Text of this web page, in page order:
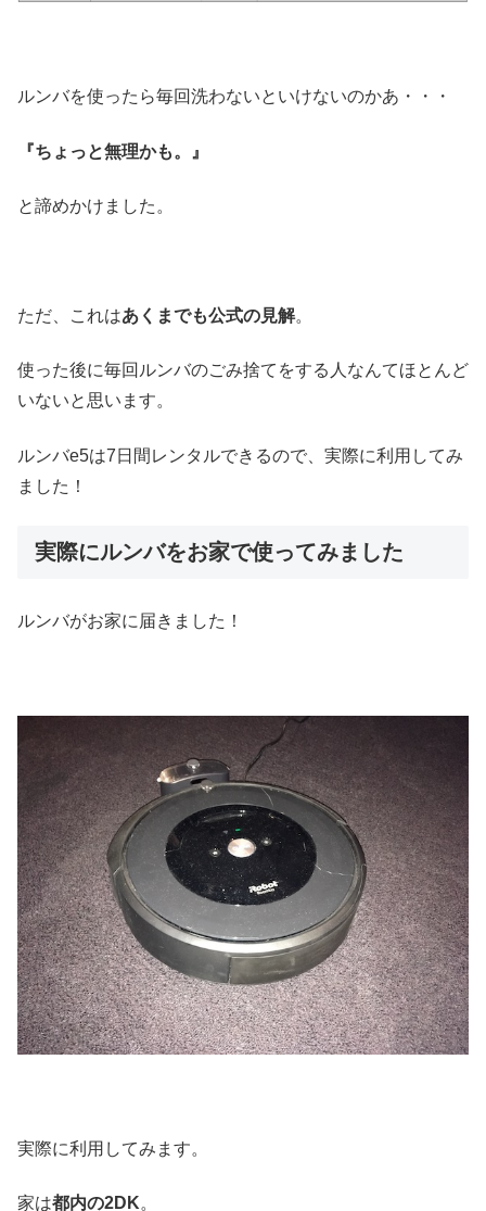
ルンバを使ったら毎回洗わないといけないのかあ・・・
『ちょっと無理かも。』
と諦めかけました。
ただ、これはあくまでも公式の見解。
使った後に毎回ルンバのごみ捨てをする人なんてほとんど
いないと思います。
ルンバe5は7日間レンタルできるので、実際に利用してみ
ました！
実際にルンバをお家で使ってみました
ルンバがお家に届きました！
実際に利用してみます。
家は都内の2DK。